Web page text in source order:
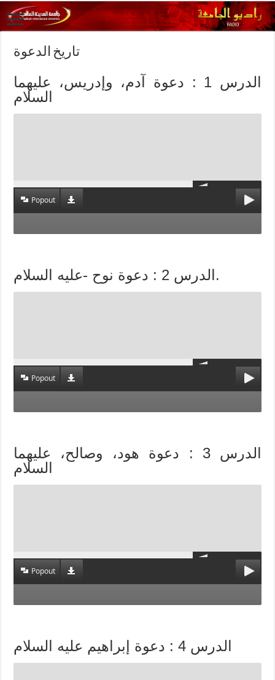
تاريخ الدعوة
الدرس 1 : دعوة آدم، وإدريس، عليهما
السلام
Popout
الدرس 2 : دعوة نوح -عليه السلام.
Popout
الدرس 3 : دعوة هود، وصالح، عليهما
السلام
Popout
الدرس 4 : دعوة إبراهيم عليه السلام